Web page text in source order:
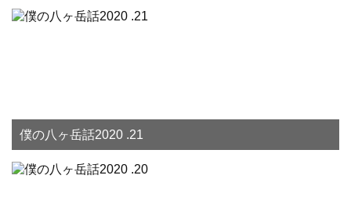
僕の八ヶ岳話2020 .21